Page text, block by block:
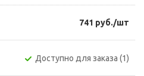
741 руб./шт
Доступно для заказа (1)